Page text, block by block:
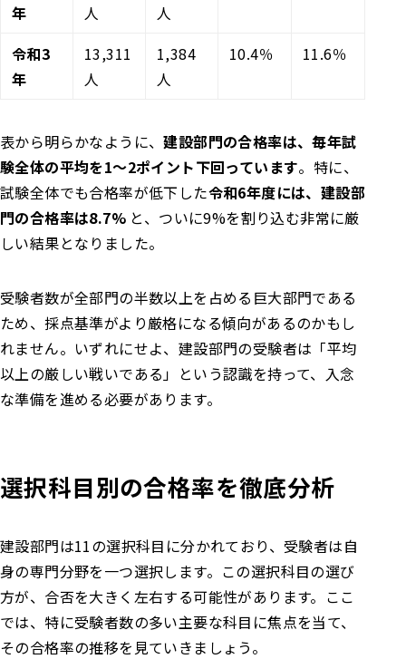
年
人
人
令和3
年
13,311
人
1,384
人
10.4％ 11.6％
表から明らかなように、建設部門の合格率は、毎年試
験全体の平均を1～2ポイント下回っています。特に、
試験全体でも合格率が低下した令和6年度には、建設部
門の合格率は8.7% と、ついに9%を割り込む非常に厳
しい結果となりました。
受験者数が全部門の半数以上を占める巨大部門である
ため、採点基準がより厳格になる傾向があるのかもし
れません。いずれにせよ、建設部門の受験者は「平均
以上の厳しい戦いである」という認識を持って、入念
な準備を進める必要があります。
選択科目別の合格率を徹底分析
建設部門は11の選択科目に分かれており、受験者は自
身の専門分野を一つ選択します。この選択科目の選び
方が、合否を大きく左右する可能性があります。ここ
では、特に受験者数の多い主要な科目に焦点を当て、
その合格率の推移を見ていきましょう。